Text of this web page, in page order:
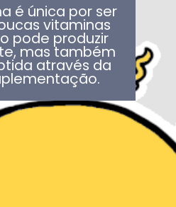
é única por ser
vitaminas
pode produzir
mas também
através da